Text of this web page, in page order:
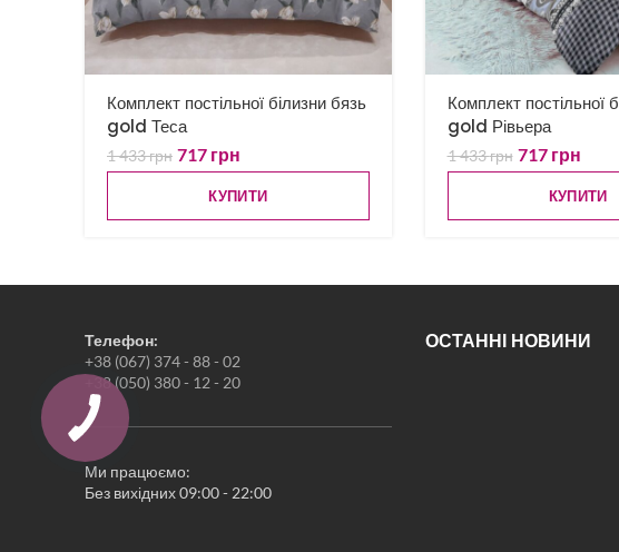
Комплект постільної білизни бязь
gold Теса
1 433грн 717 грн
КУПИТИ
Комплект постільної
gold Рівьера
1 433грн 717 грн
КУПИТИ
Телефон:
+38 (067) 374 - 88 - 02
+38 (050) 380 - 12 - 20
Ми працюємо:
Без вихідних 09:00 - 22:00
ОСТАННІ НОВИНИ